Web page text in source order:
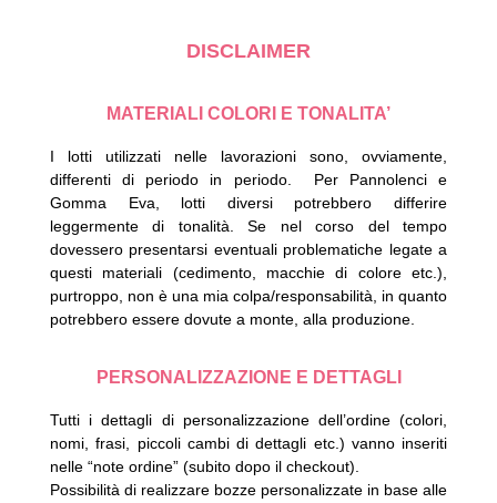
DISCLAIMER
MATERIALI COLORI E TONALITA’
I lotti utilizzati nelle lavorazioni sono, ovviamente,
differenti di periodo in periodo. Per Pannolenci e
Gomma Eva, lotti diversi potrebbero differire
leggermente di tonalità.Se nel corso del tempo
dovessero presentarsi eventuali problematiche legate a
questi materiali (cedimento, macchie di colore etc.),
purtroppo, non è una mia colpa/responsabilità, in quanto
potrebbero essere dovute a monte, alla produzione.
PERSONALIZZAZIONE E DETTAGLI
Tutti i dettagli di personalizzazione dell’ordine (colori,
nomi, frasi, piccoli cambi di dettagli etc.) vanno inseriti
nelle “note ordine” (subito dopo il checkout).
Possibilità di realizzare bozze personalizzate in base alle